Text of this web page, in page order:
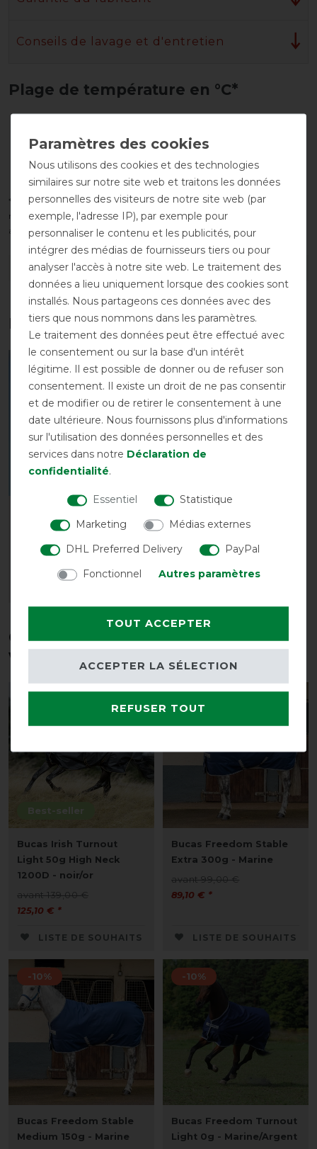
Conseils de lavage et d'entretien
Plage de température en °C*
Zone de confort
*La plage de température réelle dépend de nombreux facteurs,
notamment : - tondu/non tondu - ensoleillement - humidité - vent -
activité du cheval
DÉTAILS SUR LA SÉCURITÉ DES PRODUITS
Les accessoires parfaits pour vous
-10%
Marine/Argent
avant 24,00 €
Ces produits pourraient également
vous intéresser
Best-seller
Bucas Irish Turnout
Light 50g High Neck
1200D - noir/or
avant 139,00 €
125,10 € *
LISTE DE SOUHAITS
Bucas Freedom Stable
Extra 300g - Marine
avant 99,00 €
89,10 € *
LISTE DE SOUHAITS
-10%
Bucas Freedom Stable
Medium 150g - Marine
-10%
Bucas Freedom Turnout
Light 0g - Marine/Argent
Nous utilisons des cookies et des technologies
similaires sur notre site web et traitons les données
personnelles des visiteurs de notre site web (par
exemple, l'adresse IP), par exemple pour
personnaliser le contenu et les publicités, pour
intégrer des médias de fournisseurs tiers ou pour
analyser l'accès à notre site web. Le traitement des
données a lieu uniquement lorsque des cookies sont
installés. Nous partageons ces données avec des
tiers que nous nommons dans les paramètres.
Le traitement des données peut être effectué avec
le consentement ou sur la base d'un intérêt
légitime. Il est possible de donner ou de refuser son
consentement. Il existe un droit de ne pas consentir
et de modifier ou de retirer le consentement à une
date ultérieure. Nous fournissons plus d'informations
sur l'utilisation des données personnelles et des
services dans notre Déclaration de
confidentialité.
Essentiel
Statistique
Marketing
Médias externes
DHL Preferred Delivery
PayPal
Fonctionnel
Autres paramètres
TOUT ACCEPTER
REFUSER TOUT
ACCEPTER LA SÉLECTION